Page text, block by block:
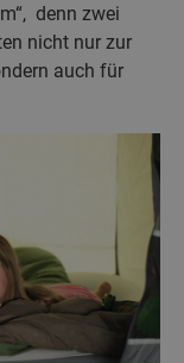
denn zwei
nicht nur zur
auch für